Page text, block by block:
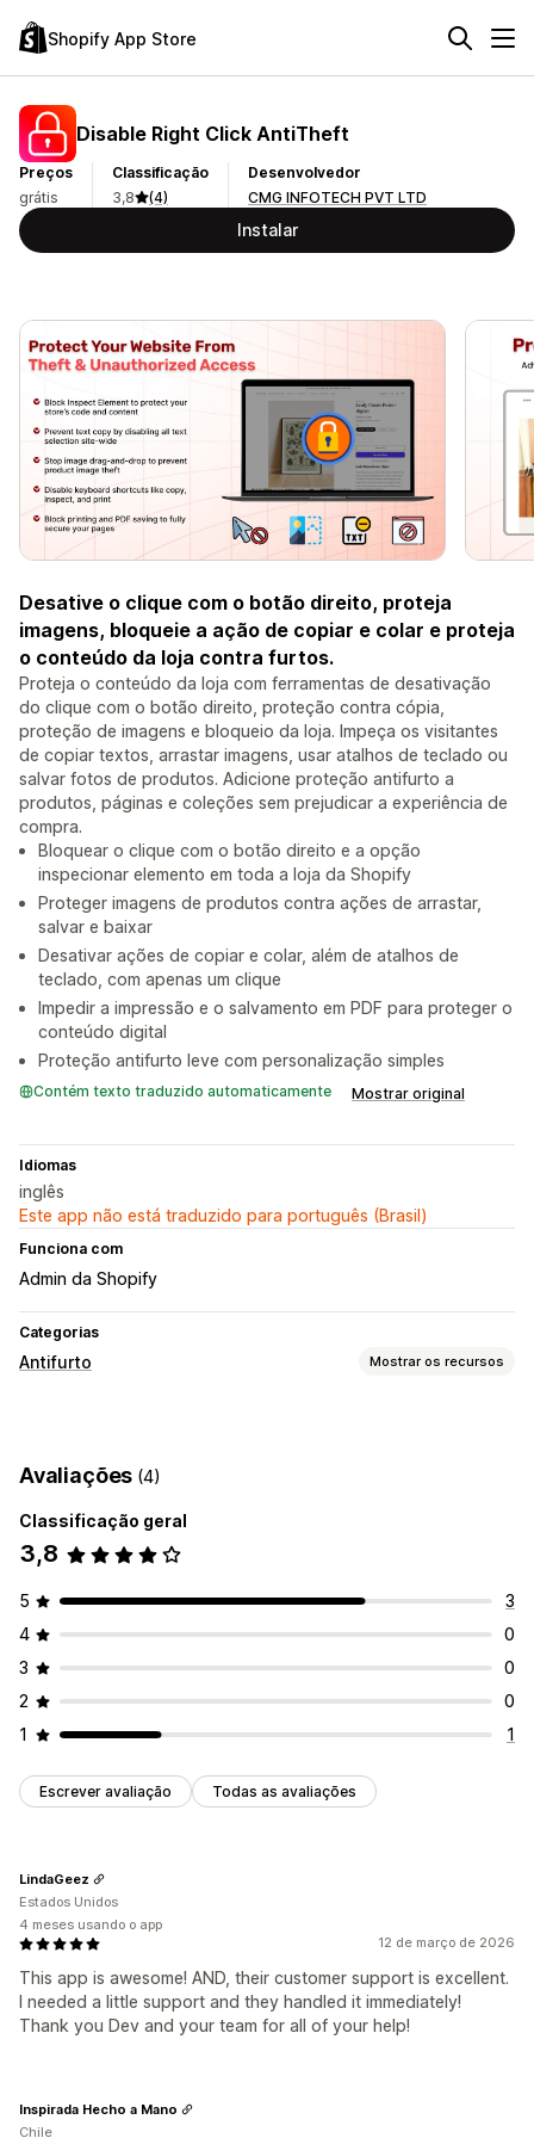
Shopify App Store
Disable Right Click AntiTheft
Preços
grátis
Classificação
3,8
(4)
Desenvolvedor
CMG INFOTECH PVT LTD
Instalar
Desative o clique com o botão direito, proteja
imagens, bloqueie a ação de copiar e colar e proteja
o conteúdo da loja contra furtos.
Proteja o conteúdo da loja com ferramentas de desativação
do clique com o botão direito, proteção contra cópia,
proteção de imagens e bloqueio da loja. Impeça os visitantes
de copiar textos, arrastar imagens, usar atalhos de teclado ou
salvar fotos de produtos. Adicione proteção antifurto a
produtos, páginas e coleções sem prejudicar a experiência de
compra.
Bloquear o clique com o botão direito e a opção
inspecionar elemento em toda a loja da Shopify
Proteger imagens de produtos contra ações de arrastar,
salvar e baixar
Desativar ações de copiar e colar, além de atalhos de
teclado, com apenas um clique
Impedir a impressão e o salvamento em PDF para proteger o
conteúdo digital
Proteção antifurto leve com personalização simples
Contém texto traduzido automaticamente Mostrar original
Idiomas
inglês
Este app não está traduzido para português (Brasil)
Funciona com
Admin da Shopify
Categorias
Antifurto Mostrar os recursos
Texto Ativos digitais
Conteúdo para SEO
Código do site
Clicar com o botão direito do mouse
Download da imagem
Inspecionar elemento Raspagem da Web
Ferramentas para desenvolvedores Atalhos de teclado
Marcas-d'água Alertas por e-mail
Avaliações (4)
Classificação geral
3,8
5
3
4
0
3
0
2
0
1
1
Escrever avaliação Todas as avaliações
12 de março de 2026
This app is awesome! AND, their customer support is excellent.
I needed a little support and they handled it immediately!
Thank you Dev and your team for all of your help!
LindaGeez
Estados Unidos
4 meses usando o app
Inspirada Hecho a Mano
Chile